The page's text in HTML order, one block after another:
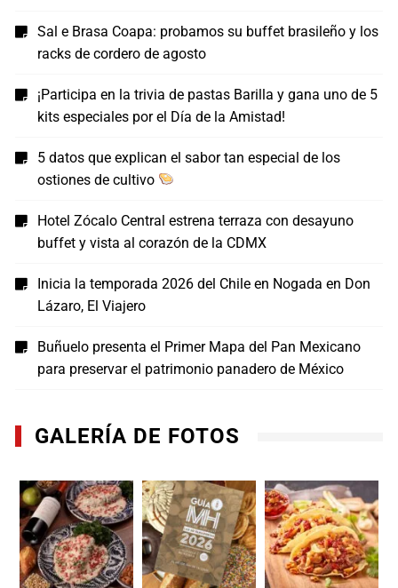
Sal e Brasa Coapa: probamos su buffet brasileño y los
racks de cordero de agosto
¡Participa en la trivia de pastas Barilla y gana uno de 5
kits especiales por el Día de la Amistad!
5 datos que explican el sabor tan especial de los
ostiones de cultivo
Hotel Zócalo Central estrena terraza con desayuno
buffet y vista al corazón de la CDMX
Inicia la temporada 2026 del Chile en Nogada en Don
Lázaro, El Viajero
Buñuelo presenta el Primer Mapa del Pan Mexicano
para preservar el patrimonio panadero de México
GALERÍA DE FOTOS